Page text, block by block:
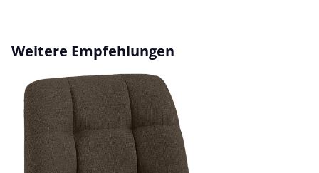
Produktgalerie überspringen
Weitere Empfehlungen